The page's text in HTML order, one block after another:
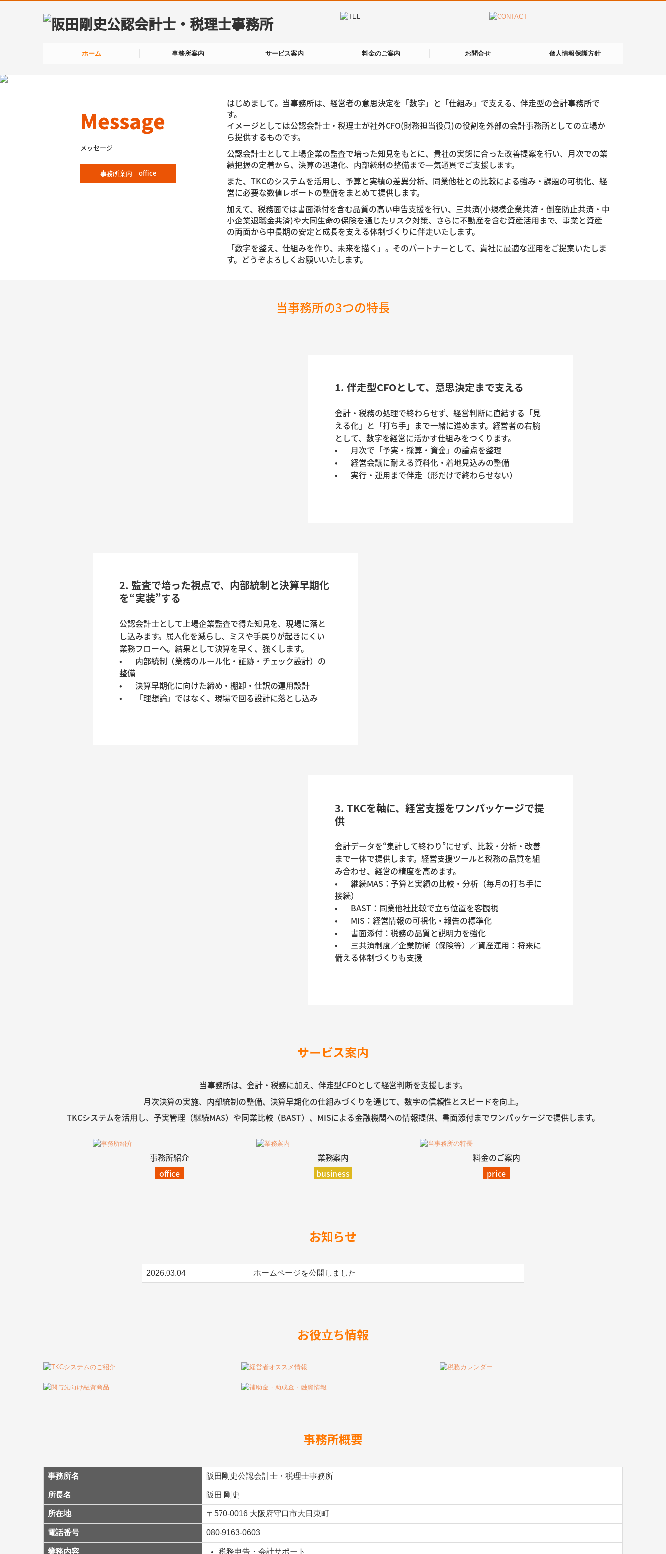
ホーム 事務所案内 サービス案内 料金のご案内 お問合せ 個人情報保護方針
Message
メッセージ
事務所案内 office
はじめまして。 当事務所は、経営者の意思決定を「数字」と「仕組み」で支える、伴走型の会計事務所で
す。
イメージとしては公認会計士・税理士が社外CFO(財務担当役員)の役割を外部の会計事務所としての立場か
ら提供するものです。
公認会計士として上場企業の監査で培った知見をもとに、貴社の実態に合った改善提案を行い、月次での業
績把握の定着から、 決算の迅速化、内部統制の整備まで一気通貫でご支援します。
また、TKCのシステムを活用し、予算と実績の差異分析、 同業他社との比較による強み・課題の可視化、経
営に必要な数値レポートの整備をまとめて提供します。
加えて、税務面では書面添付を含む品質の高い申告支援を行い、三共済(小規模企業共済・倒産防止共済・中
小企業退職金共済)や大同生命の保険を通じたリスク対策、さらに不動産を含む資産活用まで、事業と資産
の両面から中長期の安定と成長を支える体制づくりに伴走いたします。
「数字を整え、仕組みを作り、未来を描く」。 そのパートナーとして、貴社に最適な運用をご提案いたしま
す。 どうぞよろしくお願いいたします。
当事務所の3つの特長
1. 伴走型CFOとして、意思決定まで支える
会計・税務の処理で終わらせず、経営判断に直結する「見
える化」と「打ち手」まで一緒に進めます。経営者の右腕
として、数字を経営に活かす仕組みをつくります。
•	月次で「予実・採算・資金」の論点を整理
•	経営会議に耐える資料化・着地見込みの整備
2. 監査で培った視点で、内部統制と決算早期化
を“実装”する
公認会計士として上場企業監査で得た知見を、現場に落と
し込みます。属人化を減らし、ミスや手戻りが起きにくい
業務フローへ。結果として決算を早く、強くします。
•	内部統制（業務のルール化・証跡・チェック設計）の
整備
•	決算早期化に向けた締め・棚卸・仕訳の運用設計
3. TKCを軸に、経営支援をワンパッケージで提
供
会計データを“集計して終わり”にせず、比較・分析・改善
まで一体で提供します。経営支援ツールと税務の品質を組
み合わせ、経営の精度を高めます。
•	継続MAS：予算と実績の比較・分析（毎月の打ち手に
接続）
•	BAST：同業他社比較で立ち位置を客観視
•	MIS：経営情報の可視化・報告の標準化
•	書面添付：税務の品質と説明力を強化
•	三共済制度／企業防衛（保険等）／資産運用：将来に
備える体制づくりも支援
サービス案内
当事務所は、会計・税務に加え、伴走型CFOとして経営判断を支援します。
月次決算の実施、内部統制の整備、決算早期化の仕組みづくりを通じて、 数字の信頼性とスピードを向上。
TKCシステムを活用し、予実管理（継続MAS）や同業比較（BAST）、MISによる金融機関への情報提供、書面添付までワンパッケージで提供します。
事務所紹介
office
業務案内
business
料金のご案内
price
お知らせ
2026.03.04 ホームページを公開しました
お役立ち情報
事務所概要
事務所名 阪田剛史公認会計士・税理士事務所
所長名 阪田 剛史
所在地 〒570-0016 大阪府守口市大日東町
電話番号 080-9163-0603
業務内容 税務申告・会計サポート